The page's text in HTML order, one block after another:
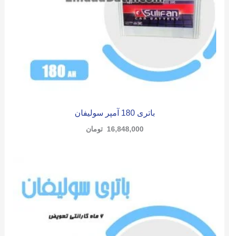
باتری 180 آمپر سولیفان
16,848,000 تومان